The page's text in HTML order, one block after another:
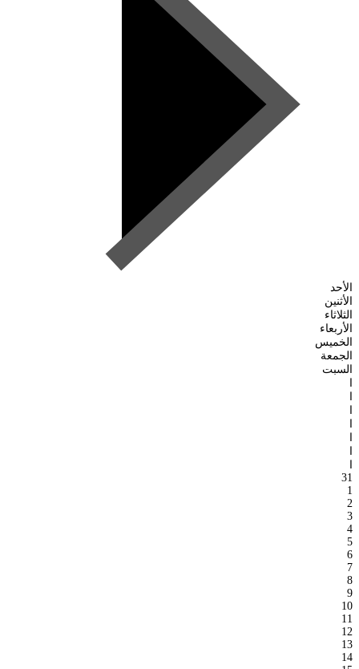
الأحد
الأثنين
الثلاثاء
الأربعاء
الخميس
الجمعة
السبت
31
1
2
3
4
5
6
7
8
9
10
11
12
13
14